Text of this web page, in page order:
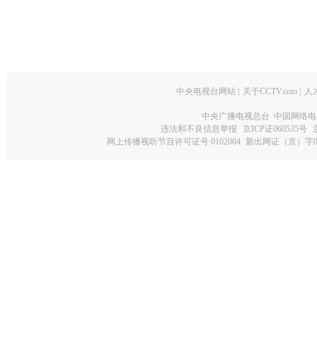
中央电视台网站 关于CCTV.com 人
中央广播电视总台 中国网络
违法和不良信息举报
京ICP证060535号
网上传播视听节目许可证号 0102004 新出网证（京）